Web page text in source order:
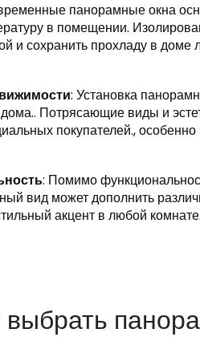
панорамные окна
в помещении.
и сохранить прохладу в доме
: Установка
Потрясающие виды и
покупателей.,
: Помимо
вид может дополнить
акцент в любой комнате.
выбрать